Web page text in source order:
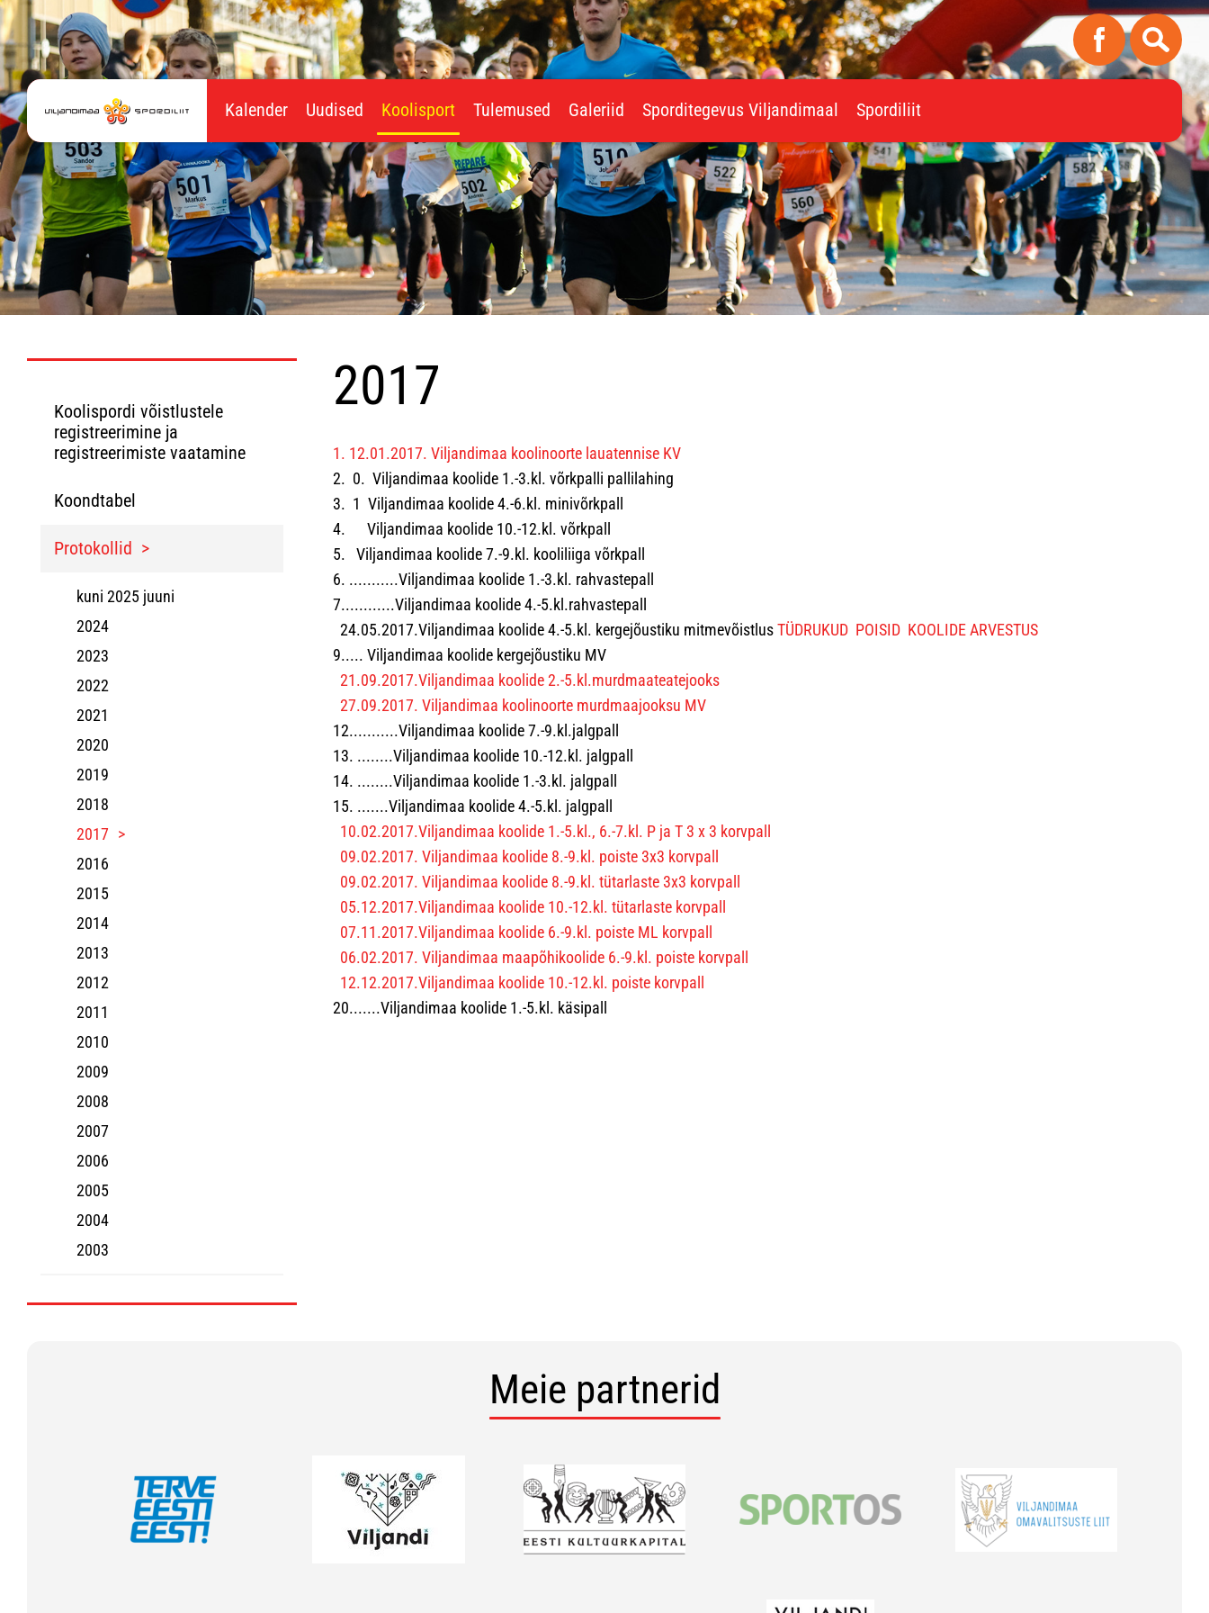
Kalender Uudised Koolisport Tulemused Galeriid Sporditegevus Viljandimaal Spordiliit
Koolispordi võistlustele
registreerimine ja
registreerimiste vaatamine
Koondtabel
Protokollid
kuni 2025 juuni
2024
2023
2022
2021
2020
2019
2018
2017
2016
2015
2014
2013
2012
2011
2010
2009
2008
2007
2006
2005
2004
2003
2017
1. 12.01.2017. Viljandimaa koolinoorte lauatennise KV
2. 0. Viljandimaa koolide 1.-3.kl. võrkpalli pallilahing
3. 1 Viljandimaa koolide 4.-6.kl. minivõrkpall
4. Viljandimaa koolide 10.-12.kl. võrkpall
5. Viljandimaa koolide 7.-9.kl. kooliliiga võrkpall
6. ...........Viljandimaa koolide 1.-3.kl. rahvastepall
7............Viljandimaa koolide 4.-5.kl.rahvastepall
24.05.2017.Viljandimaa koolide 4.-5.kl. kergejõustiku mitmevõistlusTÜDRUKUD POISID KOOLIDE ARVESTUS
9..... Viljandimaa koolide kergejõustiku MV
21.09.2017.Viljandimaa koolide 2.-5.kl.murdmaateatejooks
27.09.2017. Viljandimaa koolinoorte murdmaajooksu MV
12...........Viljandimaa koolide 7.-9.kl.jalgpall
13. ........Viljandimaa koolide 10.-12.kl. jalgpall
14. ........Viljandimaa koolide 1.-3.kl. jalgpall
15. .......Viljandimaa koolide 4.-5.kl. jalgpall
10.02.2017.Viljandimaa koolide 1.-5.kl., 6.-7.kl. P ja T 3 x 3 korvpall
09.02.2017. Viljandimaa koolide 8.-9.kl. poiste 3x3 korvpall
09.02.2017. Viljandimaa koolide 8.-9.kl. tütarlaste 3x3 korvpall
05.12.2017.Viljandimaa koolide 10.-12.kl. tütarlaste korvpall
07.11.2017.Viljandimaa koolide 6.-9.kl. poiste ML korvpall
06.02.2017. Viljandimaa maapõhikoolide 6.-9.kl. poiste korvpall
12.12.2017.Viljandimaa koolide 10.-12.kl. poiste korvpall
20.......Viljandimaa koolide 1.-5.kl. käsipall
Meie partnerid